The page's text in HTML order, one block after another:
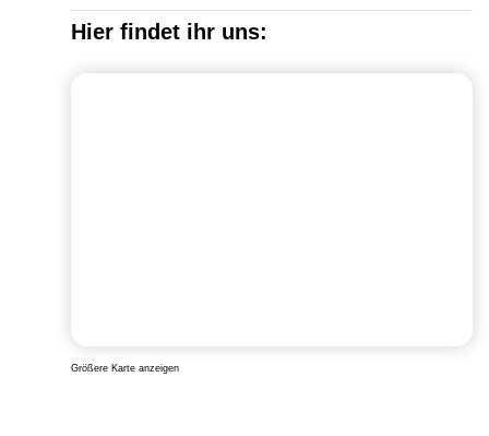
Hier findet ihr uns:
Größere Karte anzeigen